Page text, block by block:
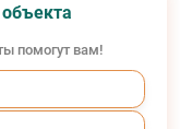
помогут вам!